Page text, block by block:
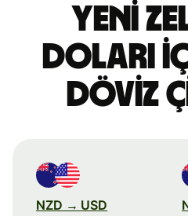
Yeni
doları
döviz
NZD → USD